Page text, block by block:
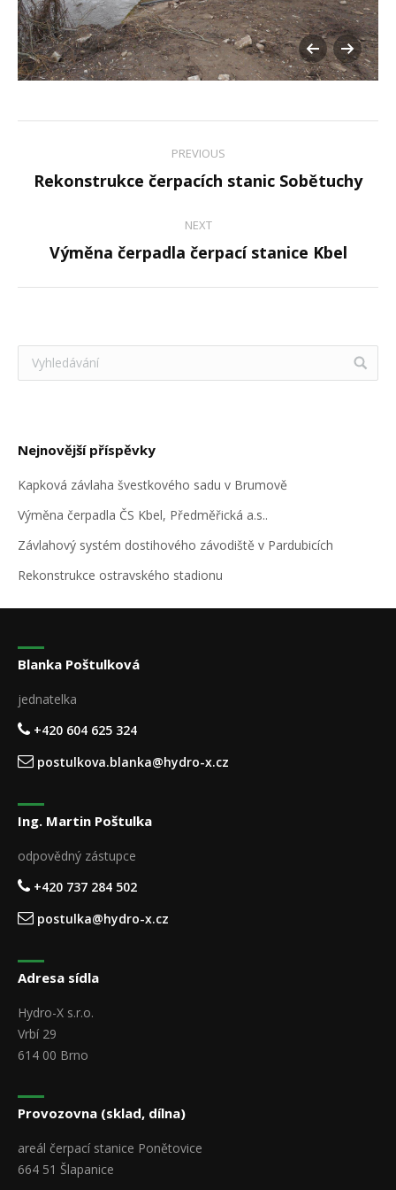
navigation
PREVIOUS
Previous
Rekonstrukce čerpacích stanic Sobětuchy
NEXT
Next
Výměna čerpadla čerpací stanice Kbel
Nejnovější příspěvky
Kapková závlaha švestkového sadu v Brumově
Výměna čerpadla ČS Kbel, Předměřická a.s..
Závlahový systém dostihového závodiště v Pardubicích
Rekonstrukce ostravského stadionu
Blanka Poštulková
jednatelka
+420 604 625 324
postulkova.blanka@hydro-x.cz
Ing. Martin Poštulka
odpovědný zástupce
+420 737 284 502
postulka@hydro-x.cz
Adresa sídla
Hydro-X s.r.o.
Vrbí 29
614 00 Brno
Provozovna (sklad, dílna)
areál čerpací stanice Ponětovice
664 51 Šlapanice